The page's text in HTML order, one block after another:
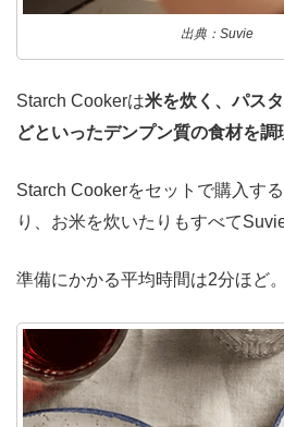
出典：Suvie
Starch Cookerは米を炊く、パス
どといったデンプン質の食材を
Starch Cookerをセットで購入す
り、お米を炊いたりもすべて
準備にかかる平均時間は2分ほど。